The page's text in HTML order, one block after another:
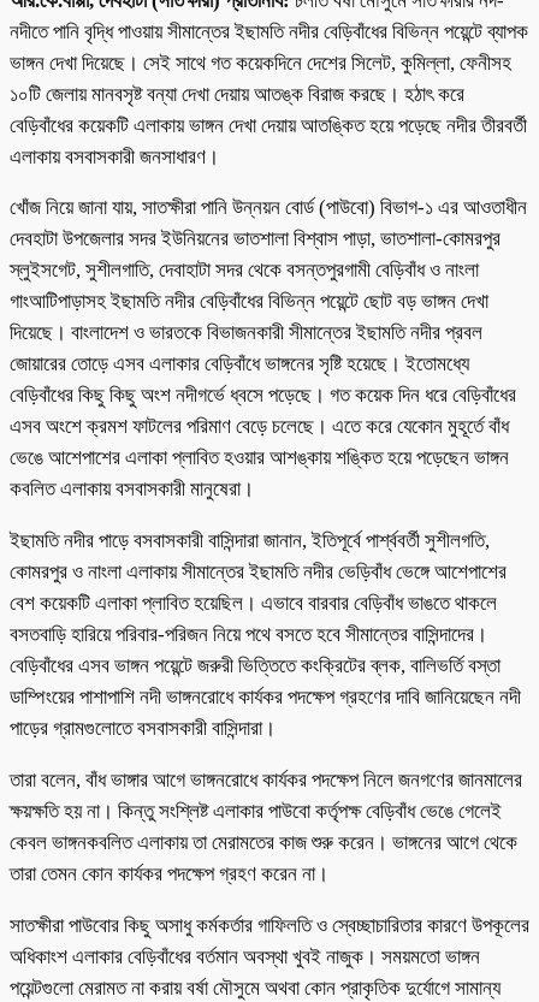
নদীতে পানি বৃদ্ধি পাওয়ায় সীমান্তের ইছামতি নদীর বেড়িবাঁধের বিভিন্ন পয়েন্টে ব্যাপক
ভাঙ্গন দেখা দিয়েছে। সেই সাথে গত কয়েকদিনে দেশের সিলেট, কুমিল্লা, ফেনীসহ
১০টি জেলায় মানবসৃষ্ট বন্যা দেখা দেয়ায় আতঙ্ক বিরাজ করছে। হঠাৎ করে
বেড়িবাঁধের কয়েকটি এলাকায় ভাঙ্গন দেখা দেয়ায় আতঙ্কিত হয়ে পড়েছে নদীর তীরবর্তী
এলাকায় বসবাসকারী জনসাধারণ।
খোঁজ নিয়ে জানা যায়, সাতক্ষীরা পানি উন্নয়ন বোর্ড (পাউবো) বিভাগ-১ এর আওতাধীন
দেবহাটা উপজেলার সদর ইউনিয়নের ভাতশালা বিশ্বাস পাড়া, ভাতশালা-কোমরপুর
স্লুইসগেট, সুশীলগাতি, দেবাহাটা সদর থেকে বসন্তপুরগামী বেড়িবাঁধ ও নাংলা
গাংআটিপাড়াসহ ইছামতি নদীর বেড়িবাঁধের বিভিন্ন পয়েন্টে ছোট বড় ভাঙ্গন দেখা
দিয়েছে। বাংলাদেশ ও ভারতকে বিভাজনকারী সীমান্তের ইছামতি নদীর প্রবল
জোয়ারের তোড়ে এসব এলাকার বেড়িবাঁধে ভাঙ্গনের সৃষ্টি হয়েছে। ইতোমধ্যে
বেড়িবাঁধের কিছু কিছু অংশ নদীগর্ভে ধ্বসে পড়েছে। গত কয়েক দিন ধরে বেড়িবাঁধের
এসব অংশে ক্রমশ ফাটলের পরিমাণ বেড়ে চলেছে। এতে করে যেকোন মুহূর্তে বাঁধ
ভেঙে আশেপাশের এলাকা প্লাবিত হওয়ার আশঙ্কায় শঙ্কিত হয়ে পড়েছেন ভাঙ্গন
কবলিত এলাকায় বসবাসকারী মানুষেরা।
ইছামতি নদীর পাড়ে বসবাসকারী বাসিন্দারা জানান, ইতিপূর্বে পার্শ্ববর্তী সুশীলগতি,
কোমরপুর ও নাংলা এলাকায় সীমান্তের ইছামতি নদীর ভেড়িবাঁধ ভেঙ্গে আশেপাশের
বেশ কয়েকটি এলাকা প্লাবিত হয়েছিল। এভাবে বারবার বেড়িবাঁধ ভাঙতে থাকলে
বসতবাড়ি হারিয়ে পরিবার-পরিজন নিয়ে পথে বসতে হবে সীমান্তের বাসিন্দাদের।
বেড়িবাঁধের এসব ভাঙ্গন পয়েন্টে জরুরী ভিত্তিতে কংক্রিটের ব্লক, বালিভর্তি বস্তা
ডাম্পিংয়ের পাশাপাশি নদী ভাঙ্গনরোধে কার্যকর পদক্ষেপ গ্রহণের দাবি জানিয়েছেন নদী
পাড়ের গ্রামগুলোতে বসবাসকারী বাসিন্দারা।
তারা বলেন, বাঁধ ভাঙ্গার আগে ভাঙ্গনরোধে কার্যকর পদক্ষেপ নিলে জনগণের জানমালের
ক্ষয়ক্ষতি হয় না। কিন্তু সংশ্লিষ্ট এলাকার পাউবো কর্তৃপক্ষ বেড়িবাঁধ ভেঙে গেলেই
কেবল ভাঙ্গনকবলিত এলাকায় তা মেরামতের কাজ শুরু করেন। ভাঙ্গনের আগে থেকে
তারা তেমন কোন কার্যকর পদক্ষেপ গ্রহণ করেন না।
সাতক্ষীরা পাউবোর কিছু অসাধু কর্মকর্তার গাফিলতি ও স্বেচ্ছাচারিতার কারণে উপকূলের
অধিকাংশ এলাকার বেড়িবাঁধের বর্তমান অবস্থা খুবই নাজুক। সময়মতো ভাঙ্গন
পয়েন্টগুলো মেরামত না করায় বর্ষা মৌসুমে অথবা কোন প্রাকৃতিক দুর্যোগে সামান্য